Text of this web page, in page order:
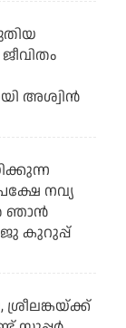
അശ്വിന്‍
നവ്യ
ഞാന്‍
കുറുപ്പ്
ശ്രീലങ്കയ്ക്ക്